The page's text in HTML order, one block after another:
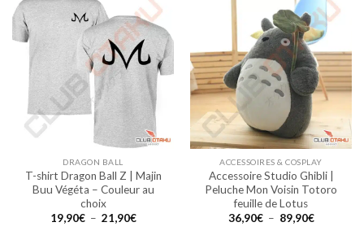
plusieurs
variations.
Les
options
peuvent
être
choisies
sur
page
du
produit
plusieurs
variations.
Les
options
peuvent
être
choisies
sur
la
page
du
produit
DRAGON BALL
T-shirt Dragon Ball Z | Majin
Buu Végéta – Couleur au
choix
19,90€ – 21,90€Plage
ACCESSOIRES & COSPLAY
Accessoire Studio Ghibli |
Peluche Mon Voisin Totoro
feuille de Lotus
36,90€ – 89,90€Plage